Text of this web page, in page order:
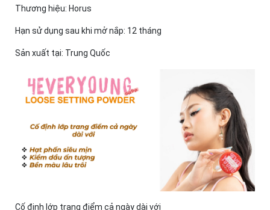
Thương hiệu: Horus​
Hạn sử dụng sau khi mở nắp: 12 tháng​
Sản xuất tại: Trung Quốc​
Cố định lớp trang điểm cả ngày dài với​